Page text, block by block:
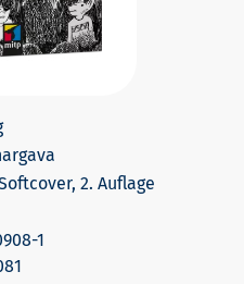
2. Auflage
1